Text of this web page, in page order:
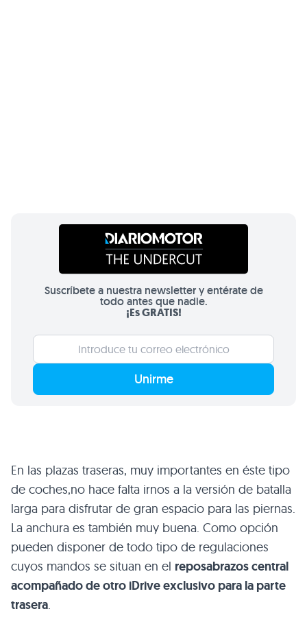
Suscríbete a nuestra newsletter y entérate de
todo antes que nadie.
¡Es GRATIS!
Unirme
En las plazas traseras, muy importantes en éste tipo
de coches,no hace falta irnos a la versión de batalla
larga para disfrutar de gran espacio para las piernas.
La anchura es también muy buena. Como opción
pueden disponer de todo tipo de regulaciones
cuyos mandos se situan en el reposabrazos central
acompañado de otro iDrive exclusivo para la parte
trasera.